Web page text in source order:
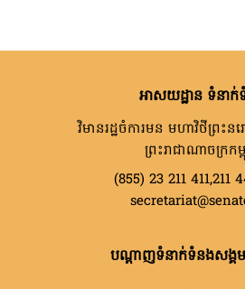
អាសយដ្ឋាន ទំនា
វិមានរដ្ឋចំការមន មហាវិថីព្រះន
ព្រះរាជាណាចក្រកម្
(855) 23 211 411,211
បណ្តាញទំនាក់ទំនងសង្គម